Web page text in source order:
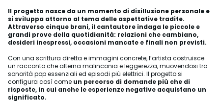
Il progetto nasce da un momento di disillusione personale e
si sviluppa attorno al tema delle aspettative tradite.
Attraverso cinque brani, il cantautore indaga le piccole e
grandi prove della quotidianità: relazioni che cambiano,
desideri inespressi, occasioni mancate e finali non previsti.
Con una scrittura diretta e immagini concrete, l’artista costruisce
un racconto che alterna malinconia e leggerezza, muovendosi tra
sonorità pop essenziali ed episodi più elettrici. Il progetto si
configura così come un percorso di domande più che di
risposte, in cui anche le esperienze negative acquistano un
significato.